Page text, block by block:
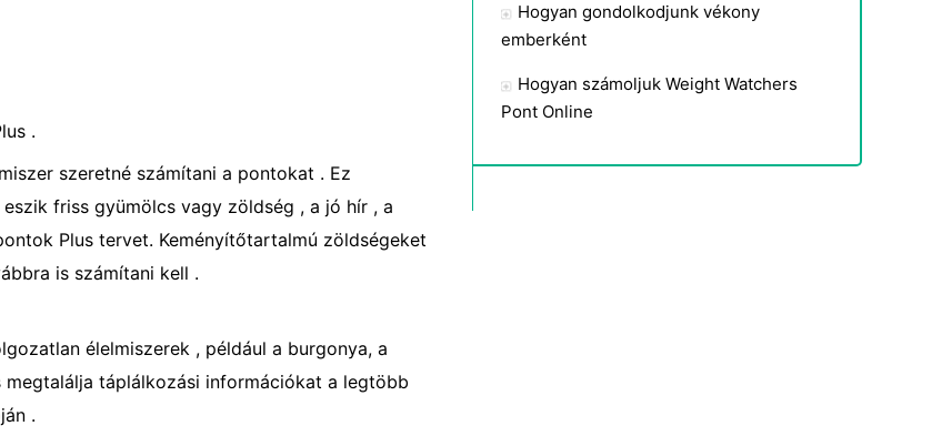
.
szeretné számítani a pontokat . Ez
friss gyümölcs vagy zöldség , a jó hír , a
Plus tervet. Keményítőtartalmú zöldségeket
is számítani kell .
élelmiszerek , például a burgonya, a
táplálkozási információkat a legtöbb
.
Hogyan gondolkodjunk vékony
emberként
Hogyan számoljuk Weight Watchers
Pont Online